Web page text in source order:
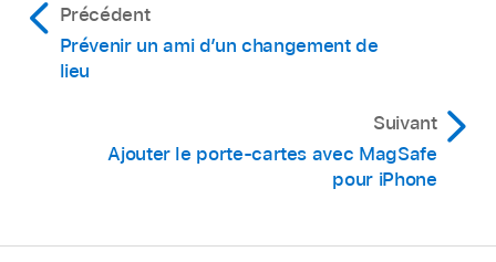
Précédent
Prévenir un ami d’un changement de
lieu
Suivant
Ajouter le porte-cartes avec MagSafe
pour iPhone